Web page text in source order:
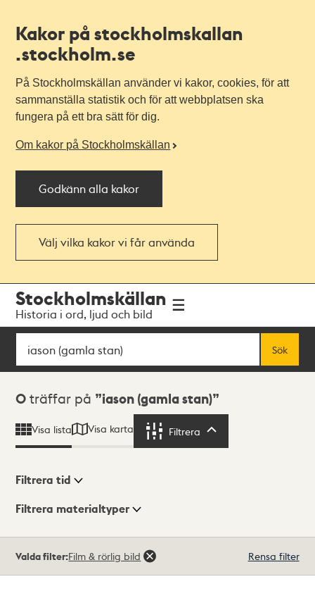
Kakor på stockholmskallan
.stockholm.se
På Stockholmskällan använder vi kakor, cookies, för att
sammanställa statistik och för att webbplatsen ska
fungera på ett bra sätt för dig.
Om kakor på Stockholmskällan
Godkänn alla kakor
Välj vilka kakor vi får använda
navigationen
huvudinnehållet
Stockholmskällan
Historia i ord, ljud och bild
Sök
Sök
Sökresultat
0 träffar på iason (gamla stan)
Visa lista Visa karta Filtrera
Visningsläge
Filtrera tid
Filtrera materialtyper
träffar
Valda filter:Film & rörlig bild Rensa filter